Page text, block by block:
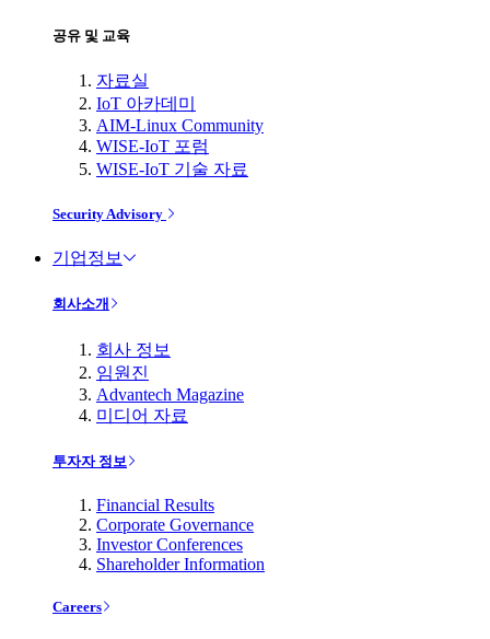
공유 및 교육
자료실
IoT 아카데미
AIM-Linux Community
WISE-IoT 포럼
WISE-IoT 기술 자료
Security Advisory
기업정보
회사소개
회사 정보
임원진
Advantech Magazine
미디어 자료
투자자 정보
Financial Results
Corporate Governance
Investor Conferences
Shareholder Information
Careers